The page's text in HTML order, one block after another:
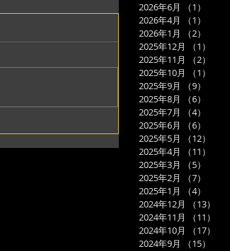
2026年6月 （1）
2026年4月
（1）
2026年1月
（2）
2025年12月
（1）
2025年11月
（2）
2025年10月
（1）
2025年9月
（9）
2025年8月
（6）
2025年7月
（4）
2025年6月
（6）
2025年5月
（12）
2025年4月
（11）
2025年3月
（5）
2025年2月
（7）
2025年1月
（4）
2024年12月
（13）
2024年11月
（11）
2024年10月
（17）
2024年9月
（15）